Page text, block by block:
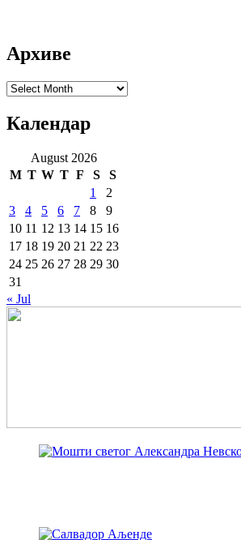
Архиве
Архиве
Календар
August 2026
M T W T F S
S
1
2
3
4 5 6 7 8
9
10 11 12 13 14 15 16
17 18 19 20 21 22 23
24 25 26 27 28 29 30
31
« Jul